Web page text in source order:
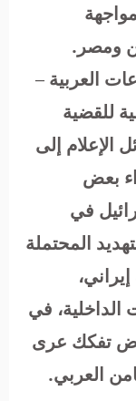
ومصر.
العربية –
للقضية
الإعلام إلى
بعض
في
المحتملة
الداخلية، في
تفكك عرى
العربي.